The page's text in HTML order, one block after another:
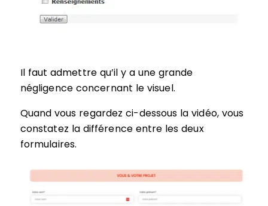
Il faut admettre qu’il y a une grande
négligence concernant le visuel.
Quand vous regardez ci-dessous la vidéo, vous
constatez la différence entre les deux
formulaires.